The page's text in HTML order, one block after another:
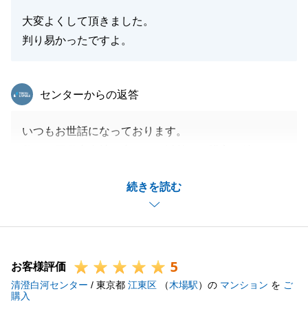
大変よくして頂きました。
判り易かったですよ。
続きを読む
東急リバブル
センターからの返答
いつもお世話になっております。
T様にとって大切なお住まいのご売却をお任せいただ
き、私としても身の引き締まる思いと感謝の気持ちで
売却後の税務申告や、その他不動産に関してお困りご
とがございましたら、いつでもお気軽にご相談くださ
い。
お客様評価 5
清澄白河センター / 東京都 江東区 （木場駅）の マンション を ご
購入